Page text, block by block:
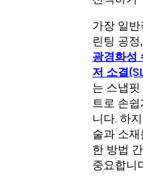
가장 일
린팅 공정
광경화성
저 소결
는 스냅
트로 손
니다. 하
술과 소
한 방법
중요합니